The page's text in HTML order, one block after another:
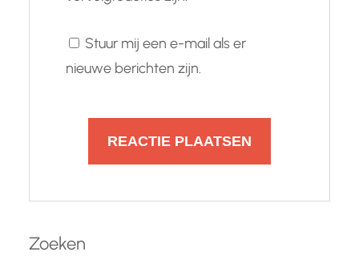
Stuur mij een e-mail als er
nieuwe berichten zijn.
Zoeken